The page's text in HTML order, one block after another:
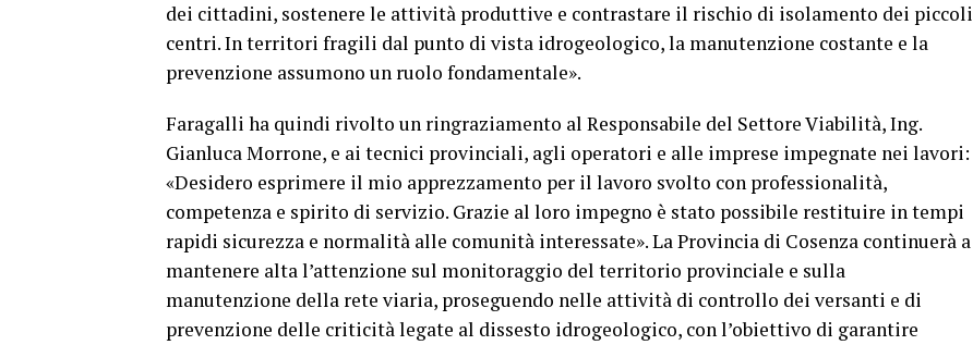
dei cittadini, sostenere le attività produttive e contrastare il rischio di isolamento dei piccoli
centri. In territori fragili dal punto di vista idrogeologico, la manutenzione costante e la
prevenzione assumono un ruolo fondamentale».
Faragalli ha quindi rivolto un ringraziamento al Responsabile del Settore Viabilità, Ing.
Gianluca Morrone, e ai tecnici provinciali, agli operatori e alle imprese impegnate nei lavori:
«Desidero esprimere il mio apprezzamento per il lavoro svolto con professionalità,
competenza e spirito di servizio. Grazie al loro impegno è stato possibile restituire in tempi
rapidi sicurezza e normalità alle comunità interessate». La Provincia di Cosenza continuerà a
mantenere alta l’attenzione sul monitoraggio del territorio provinciale e sulla
manutenzione della rete viaria, proseguendo nelle attività di controllo dei versanti e di
prevenzione delle criticità legate al dissesto idrogeologico, con l’obiettivo di garantire